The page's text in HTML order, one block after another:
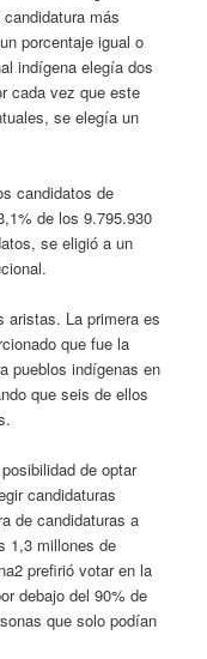
más
porcentaje igual o
indígena elegía dos
cada vez que este
se elegía un
candidatos de
de los 9.795.930
se eligió a un
aristas. La primera es
que fue la
pueblos indígenas en
que seis de ellos
de optar
candidaturas
de candidaturas a
1,3 millones de
prefirió votar en la
debajo del 90% de
que solo podían